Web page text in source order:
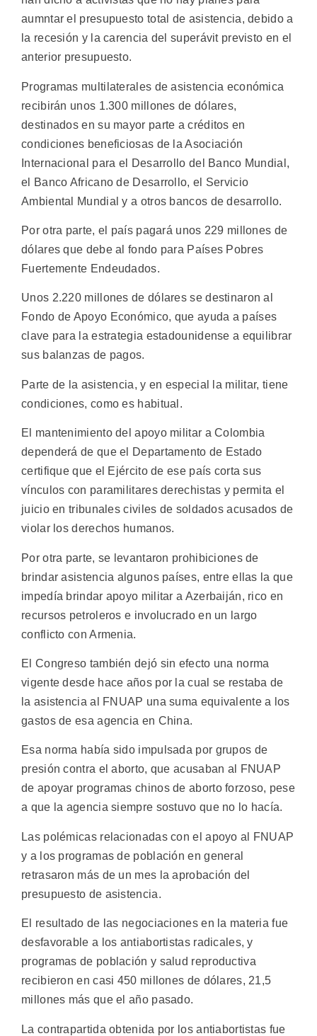
aumntar el presupuesto total de asistencia, debido a
la recesión y la carencia del superávit previsto en el
anterior presupuesto.
Programas multilaterales de asistencia económica
recibirán unos 1.300 millones de dólares,
destinados en su mayor parte a créditos en
condiciones beneficiosas de la Asociación
Internacional para el Desarrollo del Banco Mundial,
el Banco Africano de Desarrollo, el Servicio
Ambiental Mundial y a otros bancos de desarrollo.
Por otra parte, el país pagará unos 229 millones de
dólares que debe al fondo para Países Pobres
Fuertemente Endeudados.
Unos 2.220 millones de dólares se destinaron al
Fondo de Apoyo Económico, que ayuda a países
clave para la estrategia estadounidense a equilibrar
sus balanzas de pagos.
Parte de la asistencia, y en especial la militar, tiene
condiciones, como es habitual.
El mantenimiento del apoyo militar a Colombia
dependerá de que el Departamento de Estado
certifique que el Ejército de ese país corta sus
vínculos con paramilitares derechistas y permita el
juicio en tribunales civiles de soldados acusados de
violar los derechos humanos.
Por otra parte, se levantaron prohibiciones de
brindar asistencia algunos países, entre ellas la que
impedía brindar apoyo militar a Azerbaiján, rico en
recursos petroleros e involucrado en un largo
conflicto con Armenia.
El Congreso también dejó sin efecto una norma
vigente desde hace años por la cual se restaba de
la asistencia al FNUAP una suma equivalente a los
gastos de esa agencia en China.
Esa norma había sido impulsada por grupos de
presión contra el aborto, que acusaban al FNUAP
de apoyar programas chinos de aborto forzoso, pese
a que la agencia siempre sostuvo que no lo hacía.
Las polémicas relacionadas con el apoyo al FNUAP
y a los programas de población en general
retrasaron más de un mes la aprobación del
presupuesto de asistencia.
El resultado de las negociaciones en la materia fue
desfavorable a los antiabortistas radicales, y
programas de población y salud reproductiva
recibieron en casi 450 millones de dólares, 21,5
millones más que el año pasado.
La contrapartida obtenida por los antiabortistas fue